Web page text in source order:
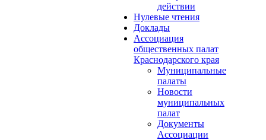
действии
Нулевые чтения
Доклады
Ассоциация
общественных палат
Краснодарского края
Муниципальные
палаты
Новости
муниципальных
палат
Документы
Ассоциации